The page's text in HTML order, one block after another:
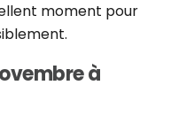
moment pour
à